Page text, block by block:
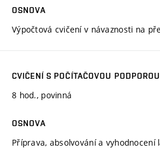
OSNOVA
Výpočtová cvičení v návaznosti na
CVIČENÍ S POČÍTAČOVOU PODPOROU
8 hod., povinná
OSNOVA
Příprava, absolvování a vyhodnocení